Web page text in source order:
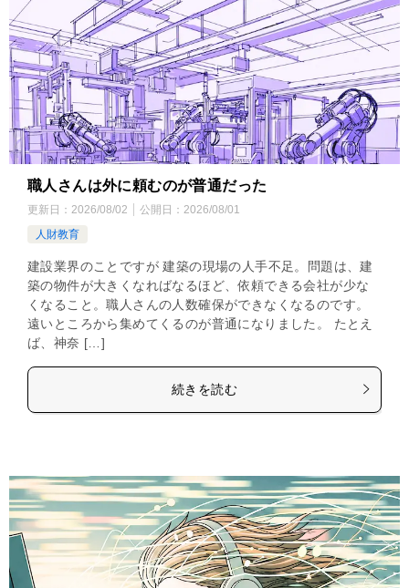
職人さんは外に頼むのが普通だった
更新日： 2026/08/02 公開日： 2026/08/01
人財教育
建設業界のことですが 建築の現場の人手不足。問題は、建
築の物件が大きくなればなるほど、依頼できる会社が少な
くなること。職人さんの人数確保ができなくなるのです。
遠いところから集めてくるのが普通になりました。 たとえ
ば、神奈 […]
続きを読む